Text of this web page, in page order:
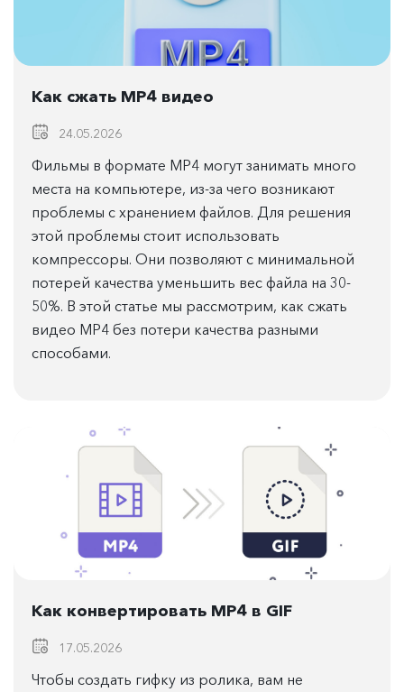
Как сжать MP4 видео
24.05.2026
Фильмы в формате MP4 могут занимать много
места на компьютере, из-за чего возникают
проблемы с хранением файлов. Для решения
этой проблемы стоит использовать
компрессоры. Они позволяют с минимальной
потерей качества уменьшить вес файла на 30-
50%. В этой статье мы рассмотрим, как сжать
видео MP4 без потери качества разными
способами.
Как конвертировать MP4 в GIF
17.05.2026
Чтобы создать гифку из ролика, вам не